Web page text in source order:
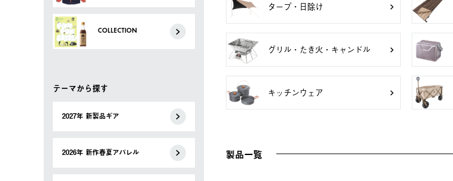
COLLECTION
テーマから探す
2027年 新製品ギア
2026年 新作春夏アパレル
タープ・日除け
グリル・たき火・キャンドル
キッチンウェア
製品一覧